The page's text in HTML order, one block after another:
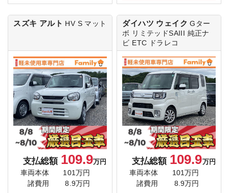
スズキ アルト HV S マット
支払総額 109.9万円
車両本体
101万円
諸費用
8.9万円
ダイハツ ウェイクGター
ボ リミテッドSAIII
純正ナ
ビ ETC ドラレコ
支払総額 109.9万円
車両本体
101万円
諸費用
8.9万円